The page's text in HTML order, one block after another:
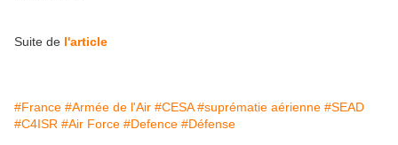
Suite de l'article
#France #Armée de l'Air #CESA #suprématie aérienne #SEAD
#C4ISR #Air Force #Defence #Défense